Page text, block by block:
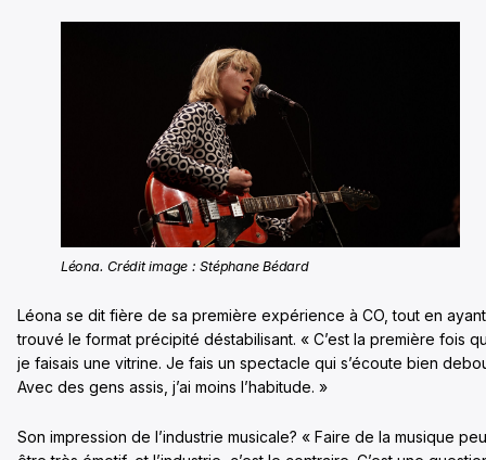
Léona. Crédit image : Stéphane Bédard
Léona se dit fière de sa première expérience à CO, tout en ayant
trouvé le format précipité déstabilisant. « C’est la première fois
je faisais une vitrine. Je fais un spectacle qui s’écoute bien
Avec des gens assis, j’ai moins l’habitude. »
Son impression de l’industrie musicale? « Faire de la musique